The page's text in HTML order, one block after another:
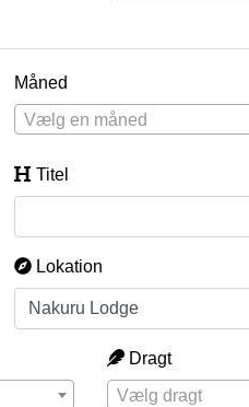
Måned
Vælg en måned
Titel
Lokation
Dragt
Vælg dragt